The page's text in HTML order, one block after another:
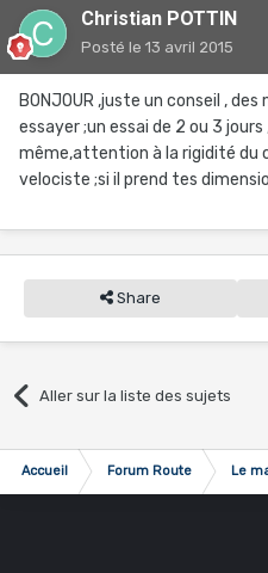
Christian POTTIN
Posté le 13 avril 2015
BONJOUR ,juste un conseil ,
essayer ;un essai de 2 ou 3
même,attention à la rigidité du
velociste ;si il prend tes
Share
Aller sur la liste des sujets
Accueil Forum Route Le